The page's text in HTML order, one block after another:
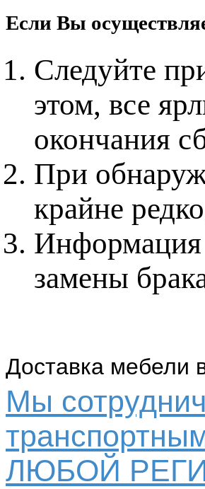
Если Вы
Следуйте
этом, все
окончания
При
крайне
Информация
замены
Доставка мебели
Мы
ЛЮБОЙ